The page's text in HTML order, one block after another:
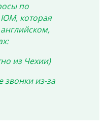
по
которая
из Чехии)
звонки из-за